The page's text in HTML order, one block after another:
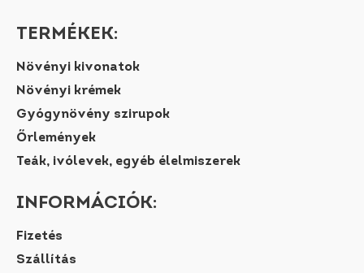
TERMÉKEK:
Növényi kivonatok
Növényi krémek
Gyógynövény szirupok
Őrlemények
Teák, ivólevek, egyéb élelmiszerek
INFORMÁCIÓK:
Fizetés
Szállítás